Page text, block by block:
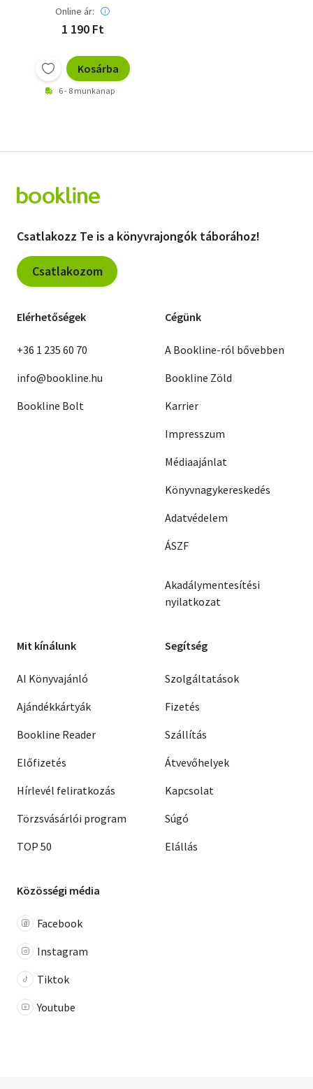
Online ár:
1 190 Ft
Kosárba
6 - 8 munkanap
Csatlakozz Te is a könyvrajongók táborához!
Csatlakozom
Elérhetőségek
+36 1 235 60 70
info@bookline.hu
Bookline Bolt
Cégünk
A Bookline-ról bővebben
Bookline Zöld
Karrier
Impresszum
Médiaajánlat
Könyvnagykereskedés
Adatvédelem
ÁSZF
Akadálymentesítési
nyilatkozat
Mit kínálunk
AI Könyvajánló
Ajándékkártyák
Bookline Reader
Előfizetés
Hírlevél feliratkozás
Törzsvásárlói program
TOP 50
Segítség
Szolgáltatások
Fizetés
Szállítás
Átvevőhelyek
Kapcsolat
Súgó
Elállás
Közösségi média
Facebook
Instagram
Tiktok
Youtube